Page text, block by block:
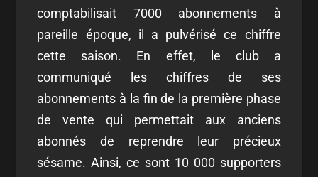
comptabilisait 7000 abonnements à
pareille époque, il a pulvérisé ce chiffre
cette saison. En effet, le club a
communiqué les chiffres de ses
abonnements à la fin de la première phase
de vente qui permettait aux anciens
abonnés de reprendre leur précieux
sésame. Ainsi, ce sont 10 000 supporters